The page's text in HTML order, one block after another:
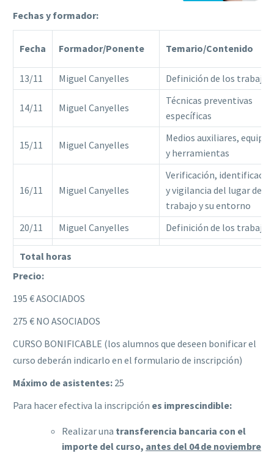
Fechas y formador:
Fecha Formador/Ponente Temario/Contenido
13/11 Miguel Canyelles Definición de los trabajos
14/11 Miguel Canyelles
Técnicas preventivas
específicas
15/11 Miguel Canyelles
Medios auxiliares, equipos
y herramientas
16/11 Miguel Canyelles
Verificación,
y vigilancia del lugar de
trabajo y su entorno
20/11
Miguel Canyelles Definición de los trabajos
Total horas
Precio:
195 € ASOCIADOS
275 € NO ASOCIADOS
CURSO BONIFICABLE (los alumnos que deseen bonificar el
curso deberán indicarlo en el formulario de inscripción)
Máximo de asistentes: 25
Para hacer efectiva la inscripción es imprescindible:
Realizar una transferencia bancaria con el
importe del curso, antes del 04 de noviembre